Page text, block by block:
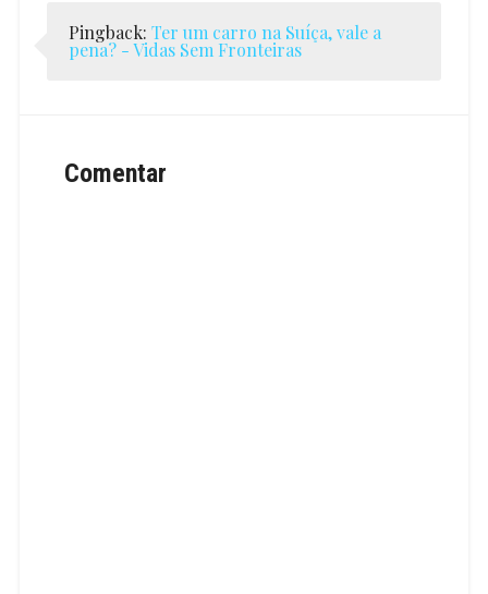
Pingback: Ter um carro na Suíça, vale a
pena? - Vidas Sem Fronteiras
Comentar